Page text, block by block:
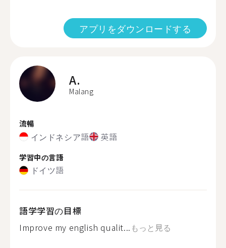
アプリをダウンロードする
A.
Malang
流暢
インドネシア語 英語
学習中の言語
ドイツ語
語学学習の目標
Improve my english qualit... もっと見る